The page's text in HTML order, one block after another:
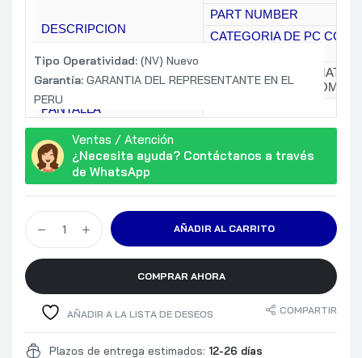
DESCRIPCION
PART NUMBER
CATEGORIA DE PC CON
COLOR: NEGRO /
ALUMINIUM (BOTTOM)
PANTALLA
CARACTERISTICAS
ADICIONALES DE
PANTALLA
SCREEN-TO-BODY
CPU
NEURONAL (NPU)
OBSERVACIONES DE CPU
CHIPSET
MEMORIA
32 GB
TIPO DE RANURA
Tipo Operatividad: (NV) Nuevo
Garantía: GARANTIA DEL REPRESENTANTE EN EL
PERU
Ventas / Atención
¿Necesita ayuda? Contáctanos a través
de WhatsApp
AÑADIR AL CARRITO
COMPRAR AHORA
AÑADIR A LA LISTA DE DESEOS COMPARTIR
Plazos de entrega estimados: 12-26 días